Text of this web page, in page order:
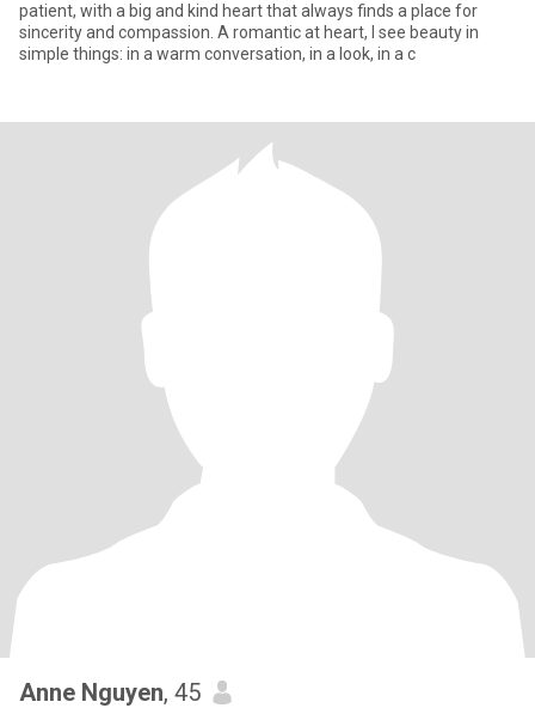
patient, with a big and kind heart that always finds a place for
sincerity and compassion. A romantic at heart, I see beauty in
simple things: in a warm conversation, in a look, in a c
Anne Nguyen, 45